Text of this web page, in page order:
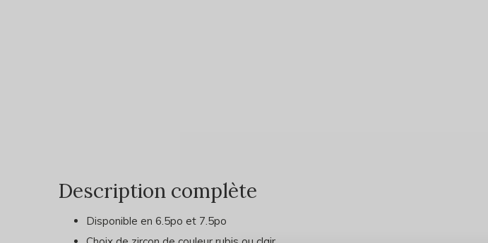
Description complète
Disponible en 6.5po et 7.5po